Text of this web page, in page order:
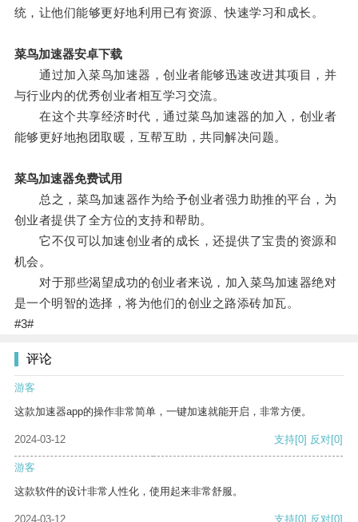
统，让他们能够更好地利用已有资源、快速学习和成长。
菜鸟加速器安卓下载
通过加入菜鸟加速器，创业者能够迅速改进其项目，并
与行业内的优秀创业者相互学习交流。
在这个共享经济时代，通过菜鸟加速器的加入，创业者
能够更好地抱团取暖，互帮互助，共同解决问题。
菜鸟加速器免费试用
总之，菜鸟加速器作为给予创业者强力助推的平台，为
创业者提供了全方位的支持和帮助。
它不仅可以加速创业者的成长，还提供了宝贵的资源和
机会。
对于那些渴望成功的创业者来说，加入菜鸟加速器绝对
是一个明智的选择，将为他们的创业之路添砖加瓦。
#3#
评论
游客
这款加速器app的操作非常简单，一键加速就能开启，非常方便。
2024-03-12 支持[0] 反对[0]
游客
这款软件的设计非常人性化，使用起来非常舒服。
2024-03-12 支持[0] 反对[0]